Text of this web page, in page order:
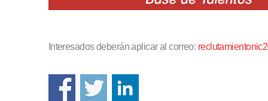
Interesados deberán aplicar al correo: